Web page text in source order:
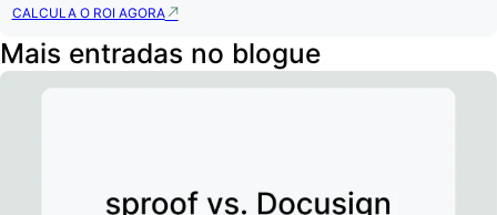
CALCULA O ROI AGORA
Mais entradas no blogue